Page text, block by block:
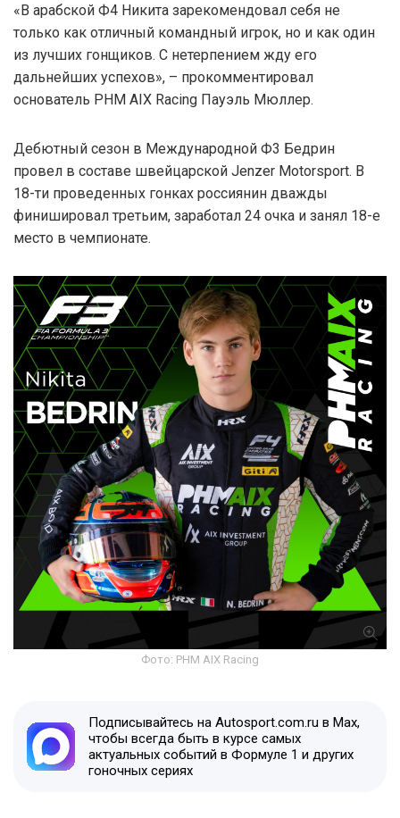
«В арабской Ф4 Никита зарекомендовал себя не
только как отличный командный игрок, но и как один
из лучших гонщиков. С нетерпением жду его
дальнейших успехов», – прокомментировал
основатель PHM AIX Racing Пауэль Мюллер.
Дебютный сезон в Международной Ф3 Бедрин
провел в составе швейцарской Jenzer Motorsport. В
18-ти проведенных гонках россиянин дважды
финишировал третьим, заработал 24 очка и занял 18-е
место в чемпионате.
Фото: PHM AIX Racing
Подписывайтесь на Autosport.com.ru в Max,
чтобы всегда быть в курсе самых
актуальных событий в Формуле 1 и других
гоночных сериях